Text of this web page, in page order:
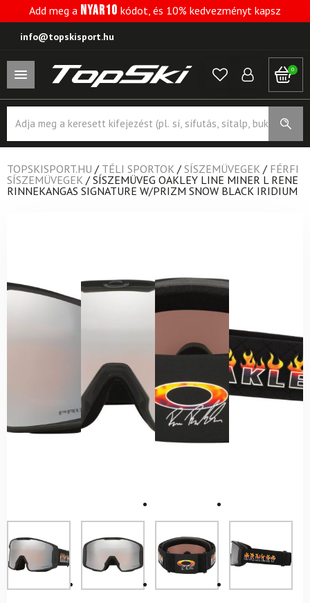
Add meg a NYAR10 kódot, és 10% kedvezményt kapsz
info@topskisport.hu
0
search
TOPSKISPORT.HU / TÉLI SPORTOK / SÍSZEMÜVEGEK / FÉRFI
SÍSZEMÜVEGEK / SÍSZEMÜVEG OAKLEY LINE MINER L RENE
RINNEKANGAS SIGNATURE W/PRIZM SNOW BLACK IRIDIUM